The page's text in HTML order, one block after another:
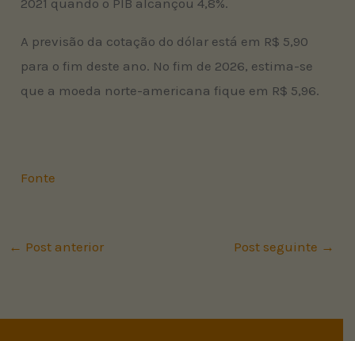
A previsão da cotação do dólar está em R$ 5,90
para o fim deste ano. No fim de 2026, estima-se
que a moeda norte-americana fique em R$ 5,96.
Fonte
← Post anterior Post seguinte →